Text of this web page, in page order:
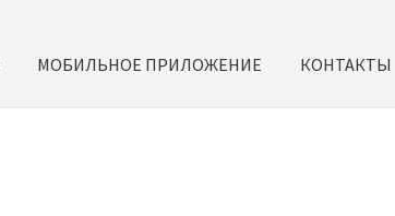
МОБИЛЬНОЕ ПРИЛОЖЕНИЕ КОНТАКТЫ